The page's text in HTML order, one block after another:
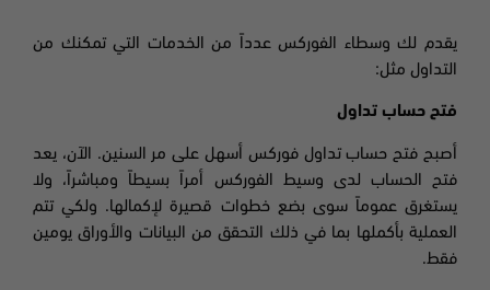
يقدم لك وسطاء الفوركس عدداً من الخدمات التي تمكنك من
التداول مثل:
فتح حساب تداول
أصبح فتح حساب تداول فوركس أسهل على مر السنين. الآن، يعد
فتح الحساب لدى وسيط الفوركس أمراً بسيطاً ومباشراً، ولا
يستغرق عموماً سوى بضع خطوات قصيرة لإكمالها. ولكي تتم
العملية بأكملها بما في ذلك التحقق من البيانات والأوراق يومين
فقط.